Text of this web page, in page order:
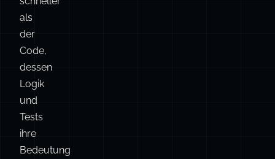
dessen
Logik
und
Tests
ihre
Bedeutung
behalten
werden.